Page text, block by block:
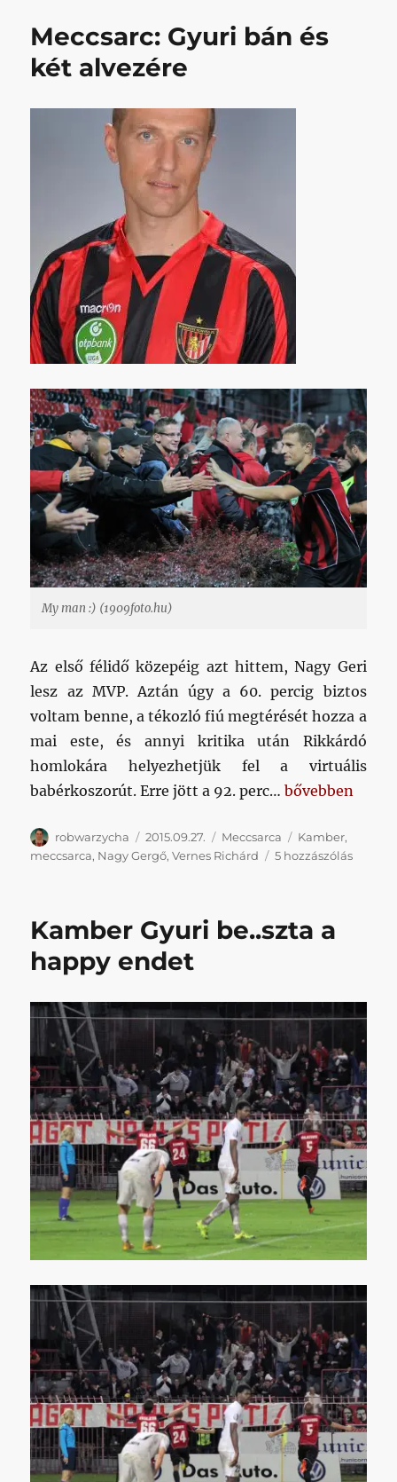
sár:
kupahelyszín
című
bejegyzéshez
Meccsarc: Gyuri bán és
két alvezére
My man :) (1909foto.hu)
Az első félidő közepéig azt hittem, Nagy Geri
lesz az MVP. Aztán úgy a 60. percig biztos
voltam benne, a tékozló fiú megtérését hozza a
mai este, és annyi kritika után Rikkárdó
homlokára helyezhetjük fel a virtuális
babérkoszorút. Erre jött a 92. perc…„Meccsarc:
bővebben
Szerző
robwarzycha Közzétéve
2015.09.27. Kategória
Meccsarca Címke
Kamber,
meccsarca, Nagy Gergő,Vernes Richárd 5 hozzászólás
Kamber Gyuri be..szta a
happy endet